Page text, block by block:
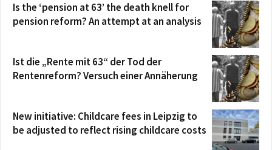
Is the ‘pension at 63’ the death knell for
pension reform? An attempt at an analysis
Ist die „Rente mit 63“ der Tod der
Rentenreform? Versuch einer Annäherung
New initiative: Childcare fees in Leipzig to
be adjusted to reflect rising childcare costs